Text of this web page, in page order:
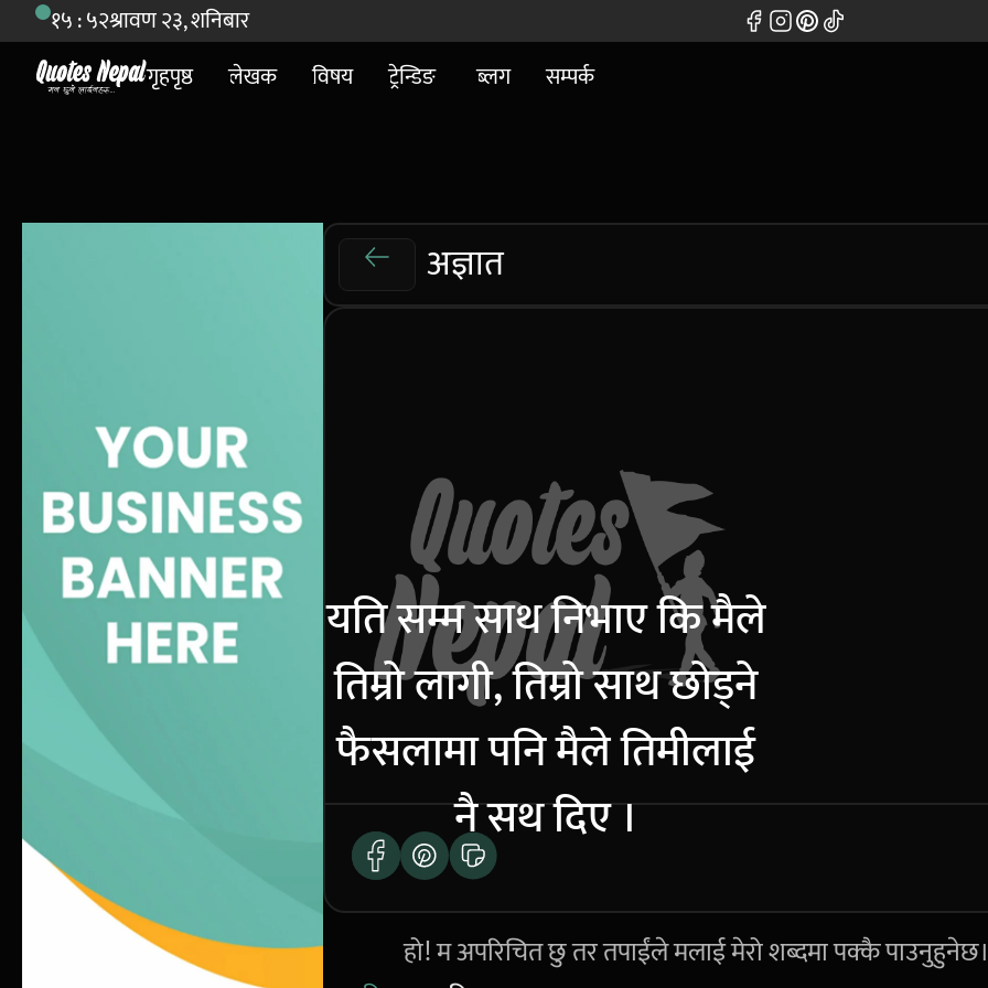
१५ : ५२श्रावण २३, शनिबार
गृहपृष्ठ
लेखक विषय ट्रेन्डिङ ब्लग सम्पर्क
अज्ञात
यति सम्म साथ निभाए कि मैले
तिम्रो लागी, तिम्रो साथ छोड्ने
फैसलामा पनि मैले तिमीलाई
नै सथ दिए ।
हो! म अपरिचित छु तर तपाईंले मलाई मेरो शब्दमा पक्कै